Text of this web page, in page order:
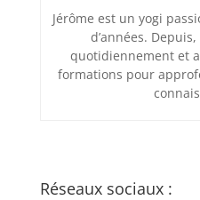
Jérôme est un yogi
d’années.
quotidiennement et
formations pour
Réseaux sociaux :